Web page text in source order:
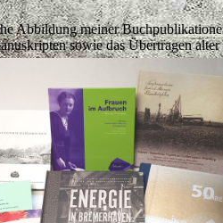
Abbildung meiner
sowie das Übertragen